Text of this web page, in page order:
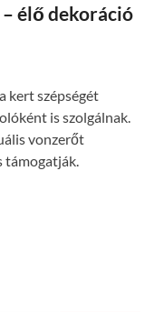
élő dekoráció
kert szépségét
is szolgálnak.
vonzerőt
támogatják.